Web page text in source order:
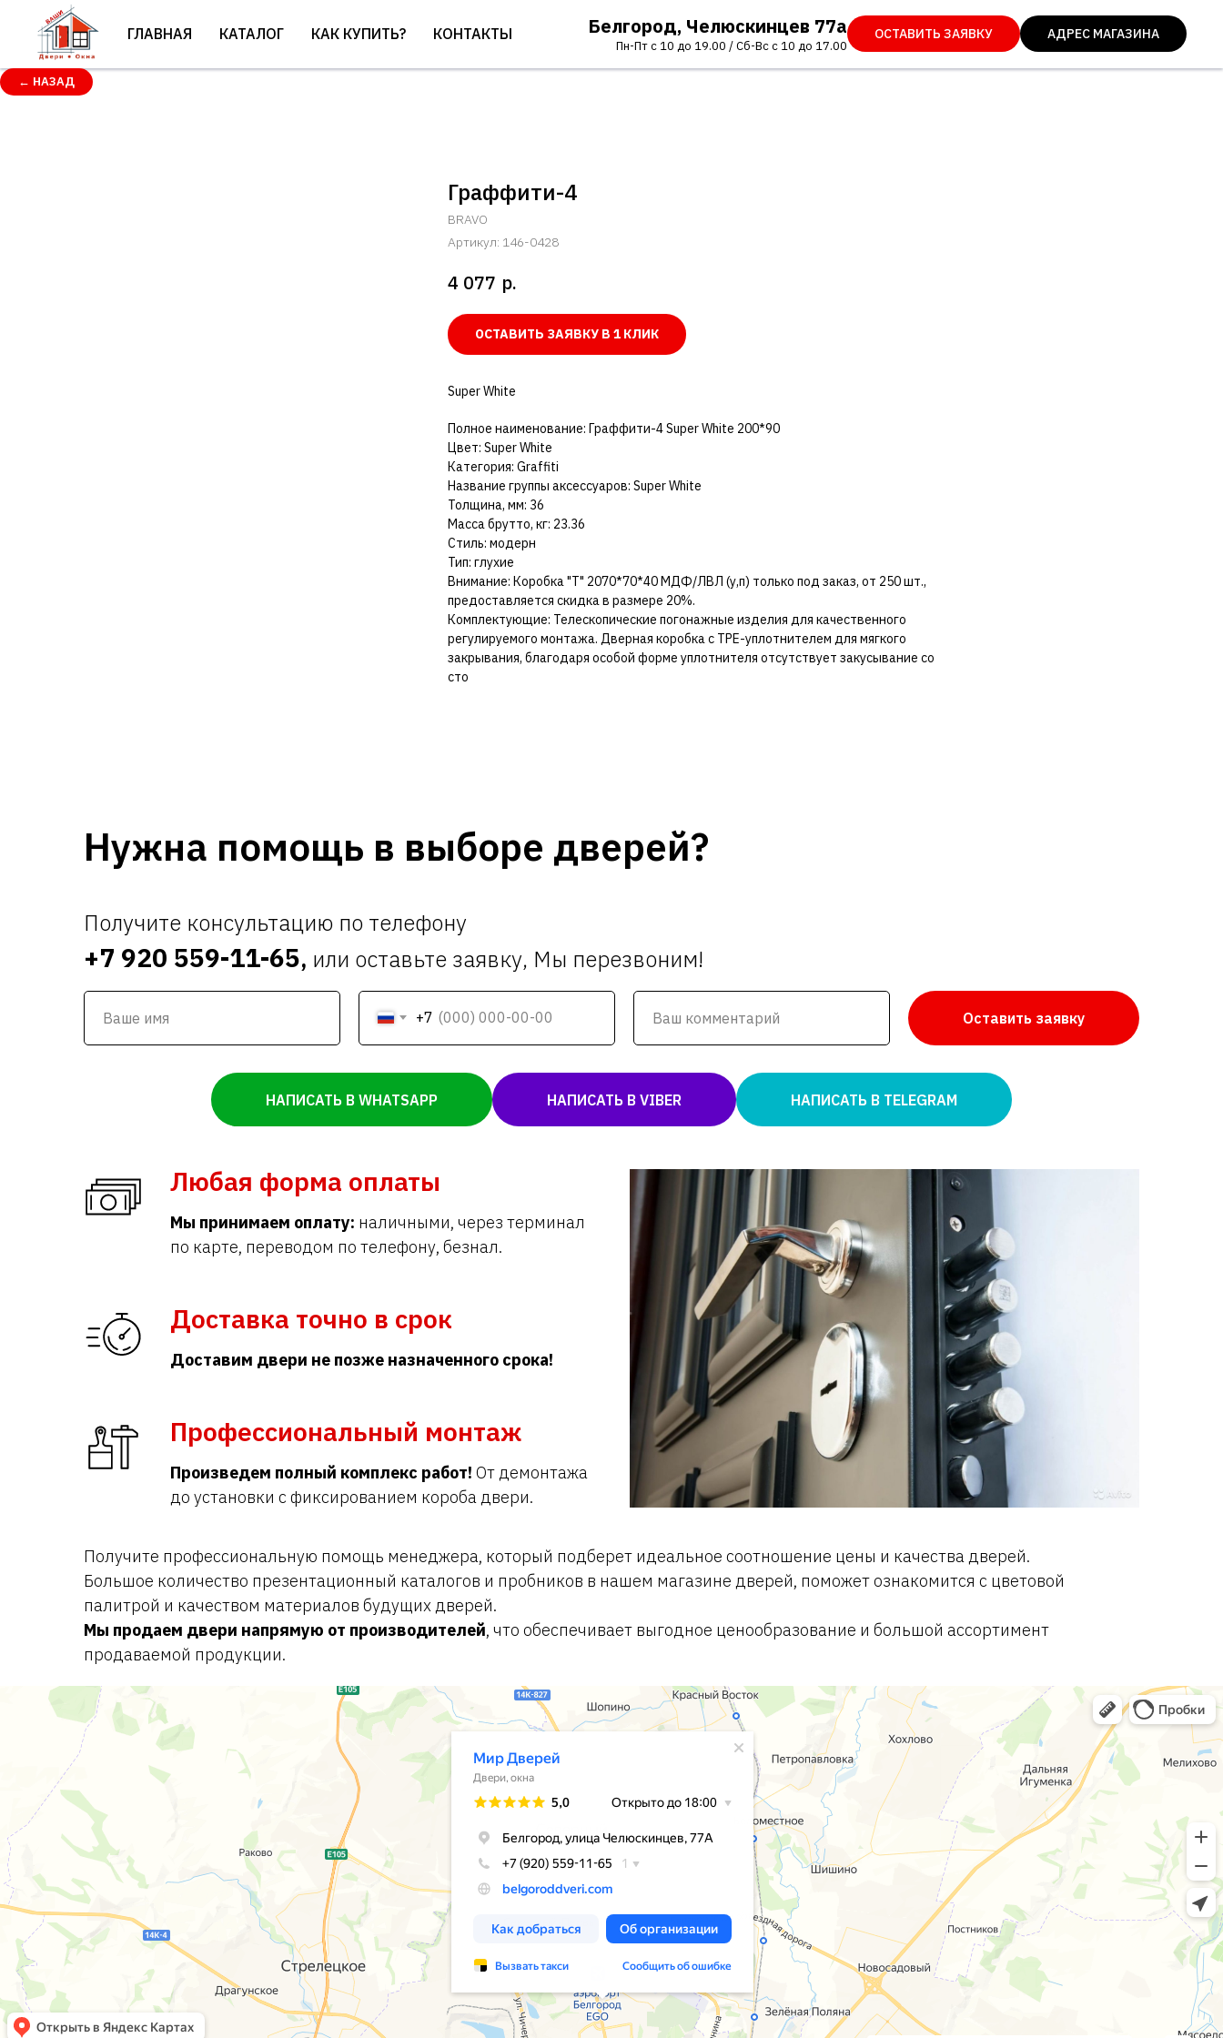
ГЛАВНАЯ КАТАЛОГ КАК КУПИТЬ? КОНТАКТЫ Белгород, Челюскинцев 77а
Пн-Пт с 10 до 19.00 / Сб-Вс с 10 до 17.00
ОСТАВИТЬ ЗАЯВКУ АДРЕС МАГАЗИНА
← НАЗАД
Граффити-4
BRAVO
Артикул: 146-0428
4 077 р.
ОСТАВИТЬ ЗАЯВКУ В 1 КЛИК
Super White
Полное наименование: Граффити-4 Super White 200*90
Цвет: Super White
Категория: Graffiti
Название группы аксессуаров: Super White
Толщина, мм: 36
Масса брутто, кг: 23.36
Стиль: модерн
Тип: глухие
Внимание: Коробка "Т" 2070*70*40 МДФ/ЛВЛ (у,п) только под заказ, от 250 шт.,
предоставляется скидка в размере 20%.
Комплектующие: Телескопические погонажные изделия для качественного
регулируемого монтажа. Дверная коробка с TPE-уплотнителем для мягкого
закрывания, благодаря особой форме уплотнителя отсутствует закусывание со
сто
Нужна помощь в выборе дверей?
Получите консультацию по телефону
+7 920 559-11-65, или оставьте заявку, Мы перезвоним!
+7 Оставить заявку
НАПИСАТЬ В WHATSAPP НАПИСАТЬ В VIBER НАПИСАТЬ В TELEGRAM
Любая форма оплаты
Мы принимаем оплату: наличными, через терминал
по карте, переводом по телефону, безнал.
Доставка точно в срок
Доставим двери не позже назначенного срока!
Профессиональный монтаж
Произведем полный комплекс работ! От демонтажа
до установки с фиксированием короба двери.
Получите профессиональную помощь менеджера, который подберет идеальное соотношение цены и качества дверей.
Большое количество презентационный каталогов и пробников в нашем магазине дверей, поможет ознакомится с цветовой
палитрой и качеством материалов будущих дверей.
Мы продаем двери напрямую от производителей, что обеспечивает выгодное ценообразование и большой ассортимент
продаваемой продукции.